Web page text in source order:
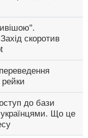
скоротив
рейки
до бази
Що це